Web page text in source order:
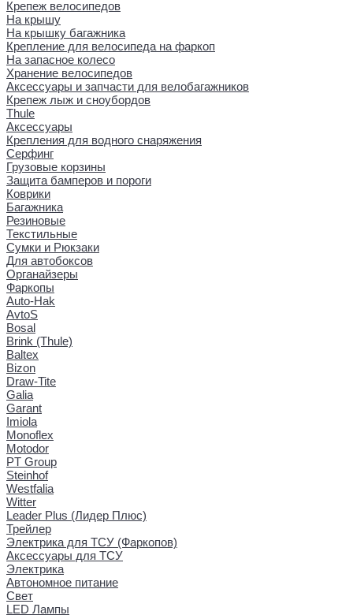
Крепеж велосипедов
На крышу
На крышку багажника
Крепление для велосипеда на фаркоп
На запасное колесо
Хранение велосипедов
Аксессуары и запчасти для велобагажников
Крепеж лыж и сноубордов
Thule
Аксессуары
Крепления для водного снаряжения
Серфинг
Грузовые корзины
Защита бамперов и пороги
Коврики
Багажника
Резиновые
Текстильные
Сумки и Рюкзаки
Для автобоксов
Органайзеры
Фаркопы
Auto-Hak
AvtoS
Bosal
Brink (Thule)
Baltex
Bizon
Draw-Tite
Galia
Garant
Imiola
Monoflex
Motodor
PT Group
Steinhof
Westfalia
Witter
Leader Plus (Лидер Плюс)
Трейлер
Электрика для ТСУ (Фаркопов)
Аксессуары для ТСУ
Электрика
Автономное питание
Свет
LED Лампы